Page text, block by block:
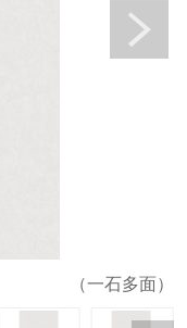
（一石多面）